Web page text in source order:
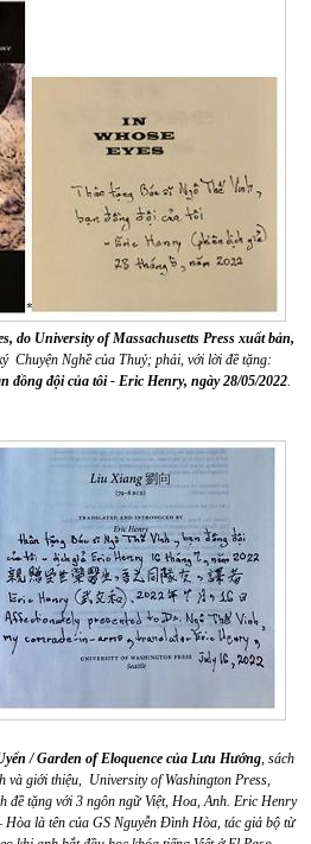
do University of Massachusetts Press xuất bản,
Chuyện Nghề của Thuỷ; phải, với lời đề tặng:
đồng đội của tôi - Eric Henry, ngày 28/05/2022.
/ Garden of Eloquence của Lưu Hướng, sách
và giới thiệu, University of Washington Press,
đề tặng với 3 ngôn ngữ Việt, Hoa, Anh. Eric Henry
Hòa là tên của GS Nguyễn Đình Hòa, tác giả bộ từ